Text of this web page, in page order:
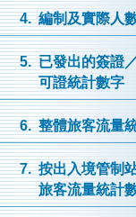
4. 編制及實際人
5. 已發出的簽證
可證統計數字
6. 整體旅客流量
7. 按出入境管制
旅客流量統計